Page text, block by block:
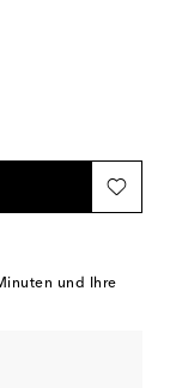
und Ihre